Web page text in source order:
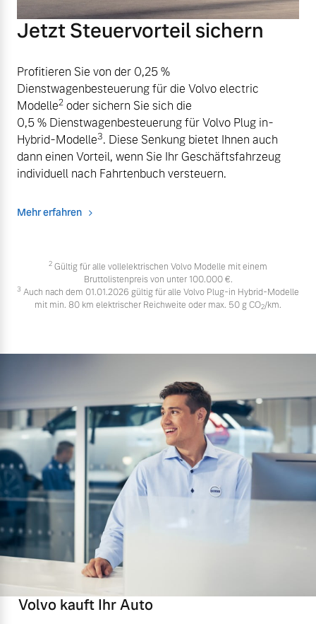
Jetzt Steuervorteil sichern
Profitieren Sie von der 0,25 %
Dienstwagenbesteuerung für die Volvo electric
Modelle2 oder sichern Sie sich die
0,5 % Dienstwagenbesteuerung für Volvo Plug in-
Hybrid-Modelle3. Diese Senkung bietet Ihnen auch
dann einen Vorteil, wenn Sie Ihr Geschäftsfahrzeug
individuell nach Fahrtenbuch versteuern.
Mehr erfahren
2 Gültig für alle vollelektrischen Volvo Modelle mit einem
Bruttolistenpreis von unter 100.000 €.
3 Auch nach dem 01.01.2026 gültig für alle Volvo Plug-in Hybrid-Modelle
mit min. 80 km elektrischer Reichweite oder max. 50 g CO2/km.
Volvo kauft Ihr Auto